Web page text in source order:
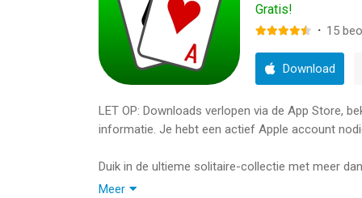
Gratis!
· 15
Download
LET OP: Downloads verlopen via de App Store,
informatie. Je hebt een actief Apple account
Duik in de ultieme solitaire-collectie met meer
kaartspellen, met maar liefst 253 unieke
Meer